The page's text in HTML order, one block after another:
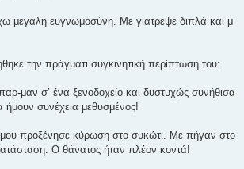
μεγάλη ευγνωμοσύνη. Με γιάτρεψε διπλά και μ’
την πράγματι συγκινητική περίπτωσή του:
μαν σ’ ένα ξενοδοχείο και δυστυχώς συνήθισα
ήμουν συνέχεια μεθυσμένος!
μου προξένησε κύρωση στο συκώτι. Με πήγαν στο
Ο θάνατος ήταν πλέον κοντά!